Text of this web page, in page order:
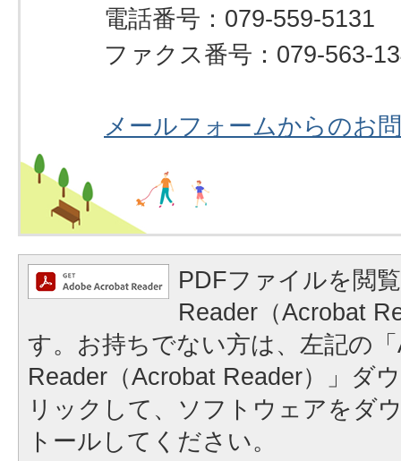
電話番号：079-559-5131
ファクス番号：079-563-
メールフォームからのお
PDFファイルを閲
Reader（Acrobat
す。お持ちでない方は、左記の
Reader（Acrobat Reader）」ダ
リックして、ソフトウェアをダ
トールしてください。